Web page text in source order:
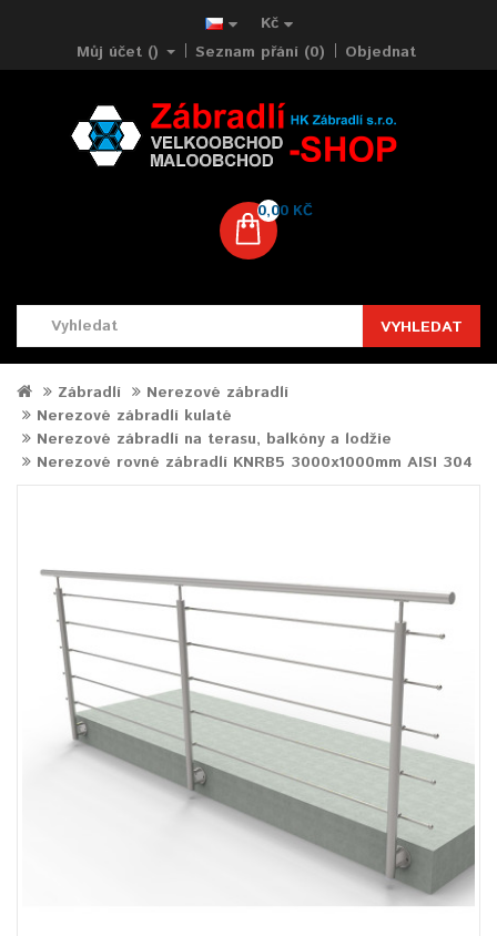
Kč
Můj účet ()
Seznam přání (0) Objednat
0,00 KČ
VYHLEDAT
Zábradlí
Nerezové zábradlí
Nerezové zábradlí kulaté
Nerezové zábradlí na terasu, balkóny a lodžie
Nerezové rovné zábradlí KNRB5 3000x1000mm AISI 304